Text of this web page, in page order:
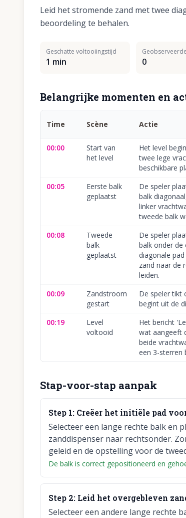
Leid het stromende zand met twee
beoordeling te behalen.
Geschatte voltooiingstijd
1 min 0
Belangrijke momenten en
Time Scène Actie
00:00
Start van
het level
Het level
twee lege
beschikbare
00:05
Eerste balk
geplaatst
De speler
balk
linker
tweede balk
00:08
Tweede
balk
geplaatst
De speler
balk onder
diagonale
zand naar de
leiden.
00:09
Zandstroom
gestart
De speler tikt
begint uit de
00:19
Level
voltooid
Het bericht
wat aangeeft
beide
een 3-sterren
Stap-voor-stap aanpak
Step 1: Creëer het initiële pad
Selecteer een lange rechte balk en
zanddispenser naar rechtsonder.
geleid en de opstelling voor de
De balk is correct gepositioneerd en
Step 2: Leid het overgebleven
Selecteer een andere lange rechte